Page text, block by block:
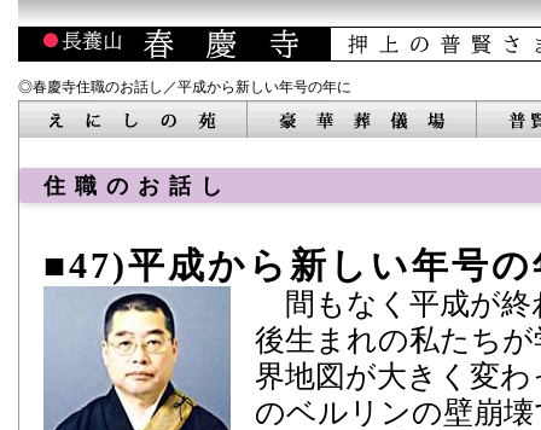
◎春慶寺住職のお話し／平成から新しい年号の年に
住職のお話し
47)平成から新しい年号
間もなく平成が終
後生まれの私たち
界地図が大きく変
のベルリンの壁崩